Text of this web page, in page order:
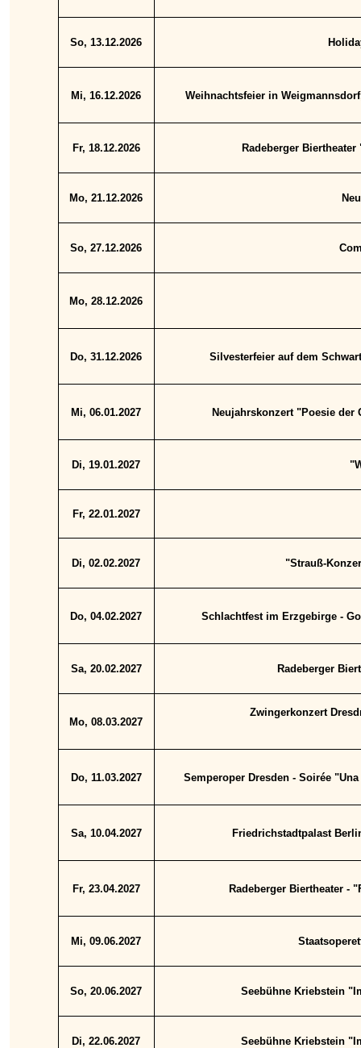
So, 13.12.2026
Mi, 16.12.2026 Weihnachtsfeier in
Fr, 18.12.2026 Radeberger
Mo, 21.12.2026
So, 27.12.2026
Mo, 28.12.2026
Do, 31.12.2026 Silvesterfeier auf dem
Mi, 06.01.2027 Neujahrskonzert "Poesie der
Di, 19.01.2027
Fr, 22.01.2027
Di, 02.02.2027 "Strauß-
Do, 04.02.2027 Schlachtfest im Erzgebirge -
Sa, 20.02.2027 Radeberger
Mo, 08.03.2027
Zwingerkonzert
Do, 11.03.2027 Semperoper Dresden - Soirée
Sa, 10.04.2027 Friedrichstadtpalast
Fr, 23.04.2027 Radeberger Biertheater -
Mi, 09.06.2027
So, 20.06.2027 Seebühne Kriebstein
Di, 22.06.2027 Seebühne Kriebstein